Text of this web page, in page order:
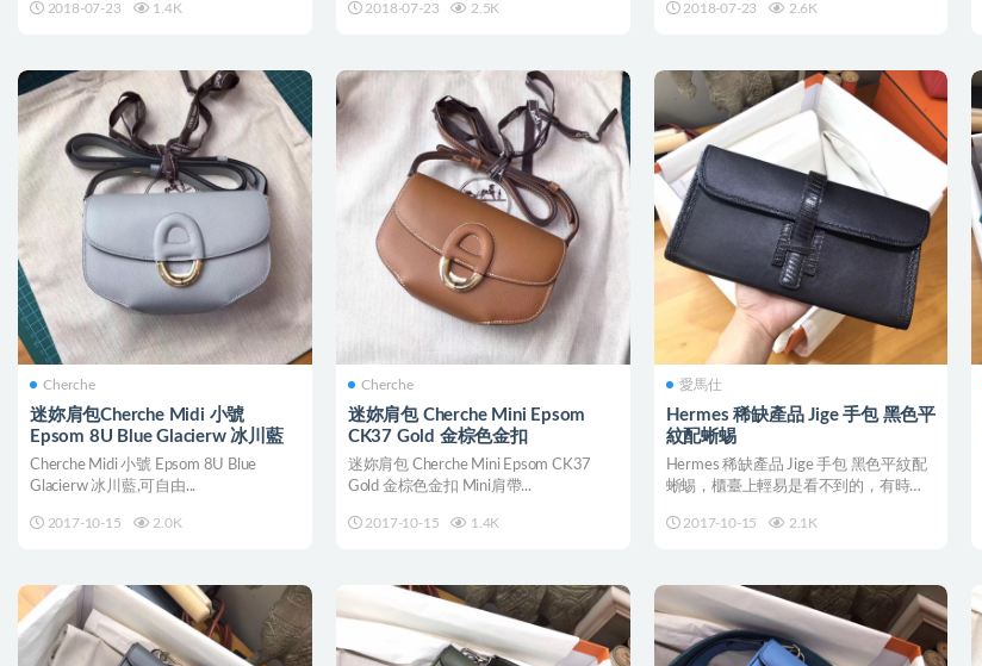
2018-07-23 1.4K 2018-07-23 2.5K 2018-07-23 2.6K
Cherche
迷妳肩包Cherche Midi 小號
Epsom 8U Blue Glacierw 冰川藍
Cherche Midi 小號 Epsom 8U Blue
Glacierw 冰川藍,可自由...
2017-10-15 2.0K
Cherche
迷妳肩包 Cherche Mini Epsom
CK37 Gold 金棕色金扣
迷妳肩包 Cherche Mini Epsom CK37
Gold 金棕色金扣 Mini肩帶...
2017-10-15 1.4K
愛馬仕
Hermes 稀缺產品 Jige 手包 黑色平
紋配蜥蜴
Hermes 稀缺產品 Jige 手包 黑色平紋配
蜥蜴，櫃臺上輕易是看不到的，有時候
2017-10-15
2.1K